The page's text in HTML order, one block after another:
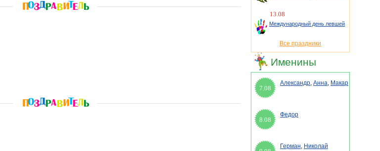
13.08
Международный день левшей
Все праздники
Именины
7.08
Александр, Анна, Макар
8.08
Федор
Герман, Николай